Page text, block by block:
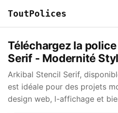
ToutPolices
Téléchargez la
Serif - Modernité
Arkibal Stencil Serif,
est idéale pour des projets
design web, l-affichage et